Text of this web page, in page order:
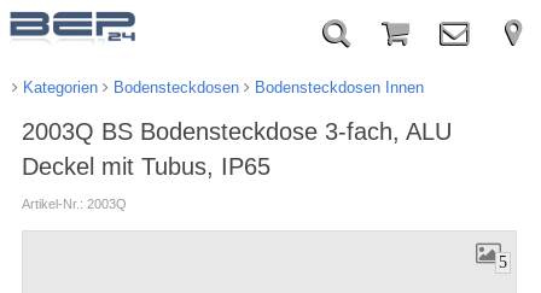
Kategorien Bodensteckdosen Bodensteckdosen Innen
2003Q BS Bodensteckdose 3-fach, ALU
Deckel mit Tubus, IP65
Artikel-Nr.: 2003Q
5